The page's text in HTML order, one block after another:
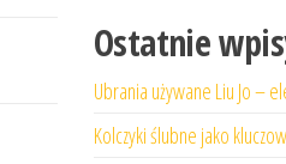
Ostatnie
Ubrania używane Liu Jo –
Kolczyki ślubne jako